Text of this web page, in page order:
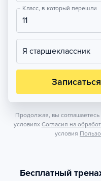
Класс, в который перешли
11
Я старшеклассник
Продолжая, вы
условиях Согласия на
условия
Бесплатный